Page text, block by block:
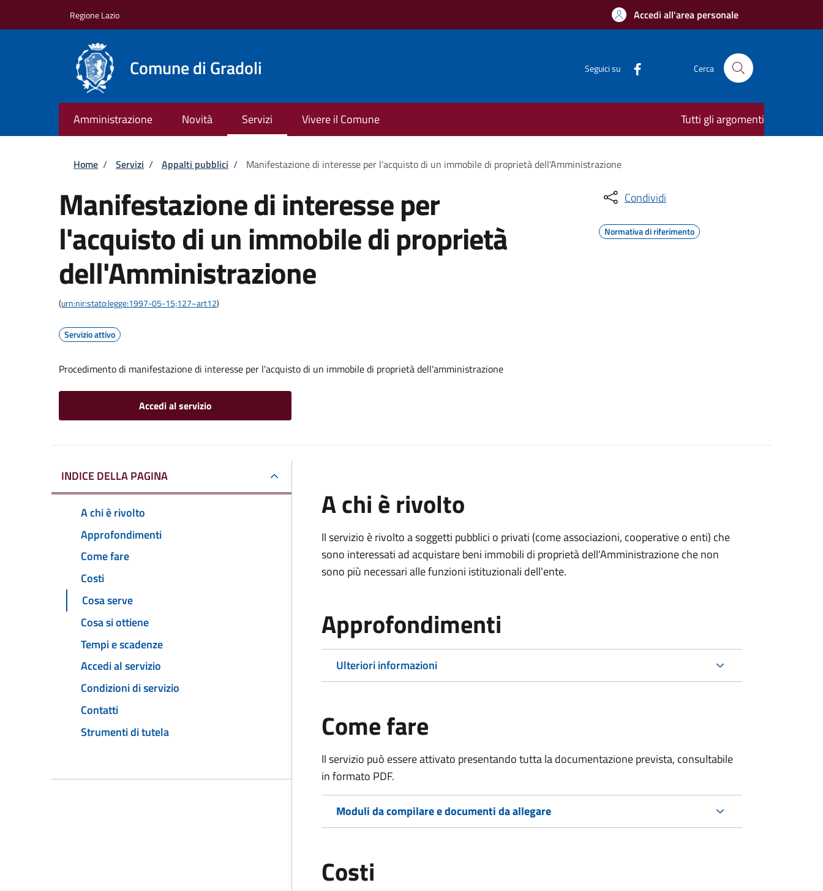
Regione Lazio Accedi all'area personale
Comune di Gradoli Seguici su Cerca
Amministrazione Novità Servizi Vivere il Comune Tutti gli argomenti
Briciole di pane
Home / Servizi / Appalti pubblici / Manifestazione di interesse per l'acquisto di un immobile di proprietà dell'Amministrazione
Manifestazione di interesse per
l'acquisto di un immobile di proprietà
dell'Amministrazione
(urn:nir:stato:legge:1997-05-15;127~art12)
Servizio attivo
Procedimento di manifestazione di interesse per l'acquisto di un immobile di proprietà dell'amministrazione
Accedi al servizio
Condividi
Normativa di riferimento
INDICE DELLA PAGINA
A chi è rivolto
Approfondimenti
Come fare
Costi
Cosa serve
Cosa si ottiene
Tempi e scadenze
Accedi al servizio
Condizioni di servizio
Contatti
Strumenti di tutela
A chi è rivolto
Il servizio è rivolto a soggetti pubblici o privati (come associazioni, cooperative o enti) che
sono interessati ad acquistare beni immobili di proprietà dell'Amministrazione che non
sono più necessari alle funzioni istituzionali dell'ente.
Approfondimenti
Ulteriori informazioni
Come fare
Il servizio può essere attivato presentando tutta la documentazione prevista, consultabile
in formato PDF.
Moduli da compilare e documenti da allegare
Costi